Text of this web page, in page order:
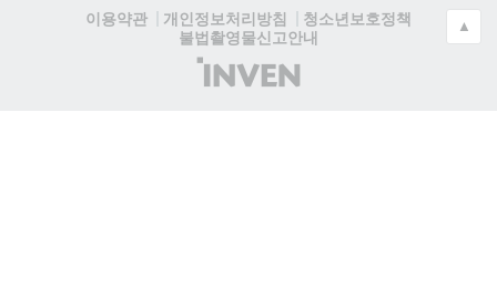
이용약관
개인정보처리방침
청소년보호정책
불법촬영물신고안내
(주)
인
▲